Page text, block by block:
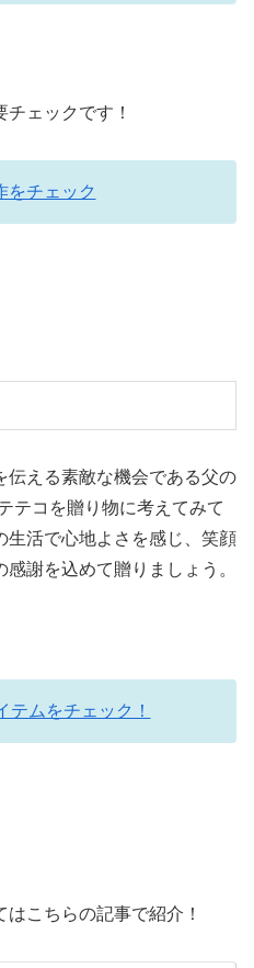
ェックです！
をチェック
伝える素敵な機会である父の
テコを贈り物に考えてみて
生活で心地よさを感じ、笑顔
謝を込めて贈りましょう。
テムをチェック！
こちらの記事で紹介！